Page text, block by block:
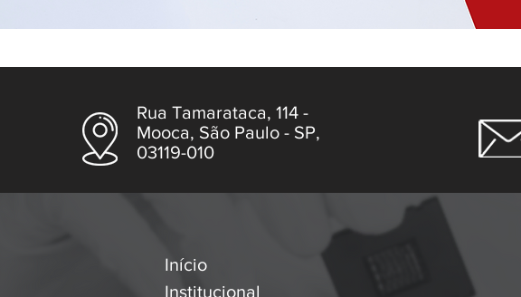
Rua Tamarataca, 114 -
Mooca, São Paulo - SP,
03119-010
Início
Institucional